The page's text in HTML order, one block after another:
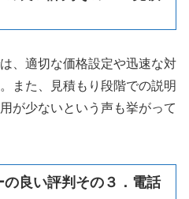
、適切な価格設定や迅速な対
また、見積もり段階での説明
が少ないという声も挙がって
良い評判その３．電話